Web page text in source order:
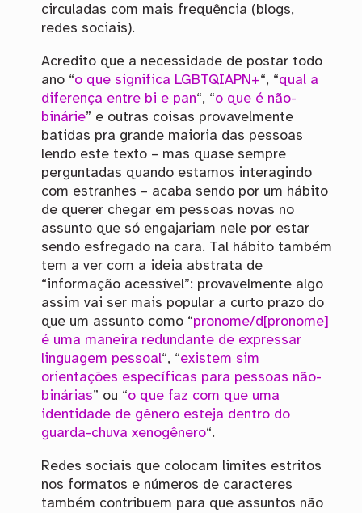
circuladas com mais frequência (blogs,
redes sociais).
Acredito que a necessidade de postar todo
ano “o que significa LGBTQIAPN+“, “qual a
diferença entre bi e pan“, “o que é não-
binárie” e outras coisas provavelmente
batidas pra grande maioria das pessoas
lendo este texto – mas quase sempre
perguntadas quando estamos interagindo
com estranhes – acaba sendo por um hábito
de querer chegar em pessoas novas no
assunto que só engajariam nele por estar
sendo esfregado na cara. Tal hábito também
tem a ver com a ideia abstrata de
“informação acessível”: provavelmente algo
assim vai ser mais popular a curto prazo do
que um assunto como “pronome/d[pronome]
é uma maneira redundante de expressar
linguagem pessoal“, “existem sim
orientações específicas para pessoas não-
binárias” ou “o que faz com que uma
identidade de gênero esteja dentro do
guarda-chuva xenogênero“.
Redes sociais que colocam limites estritos
nos formatos e números de caracteres
também contribuem para que assuntos não